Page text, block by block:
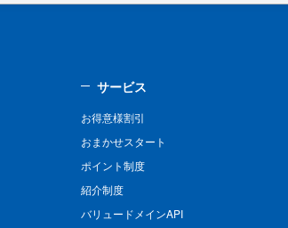
サービス
お得意様割引
おまかせスタート
ポイント制度
紹介制度
バリュードメインAPI